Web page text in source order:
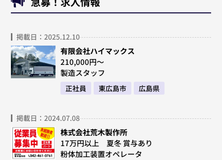
掲載日：2025.12.10
有限会社ハイマックス
210,000円～
製造スタッフ
正社員 東広島市 広島県
掲載日：2024.07.08
株式会社荒木製作所
17万円以上 夏冬 賞与あり
粉体加工装置オペレータ